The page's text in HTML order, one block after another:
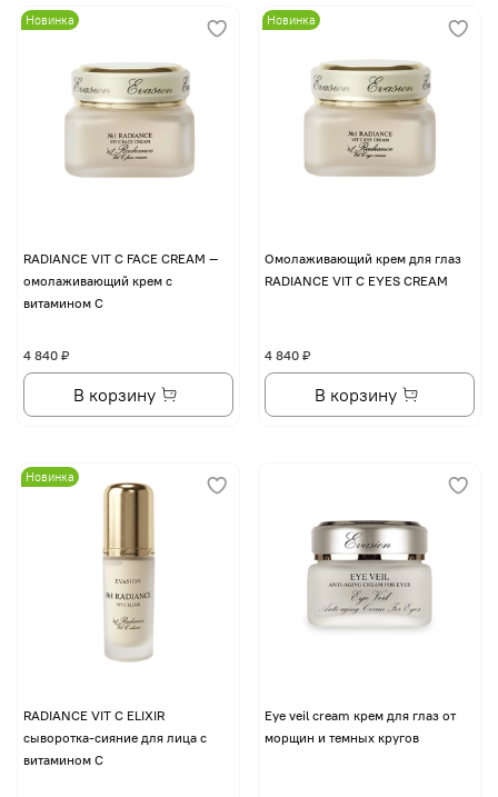
Новинка
RADIANCE VIT C FACE CREAM —
омолаживающий крем с
витамином С
4 840 ₽
В корзину
Новинка
Омолаживающий крем для глаз
RADIANCE VIT C EYES CREAM
4 840 ₽
В корзину
Новинка
RADIANCE VIT C ELIXIR
сыворотка-сияние для лица с
витамином С
Eye veil cream крем для глаз от
морщин и темных кругов